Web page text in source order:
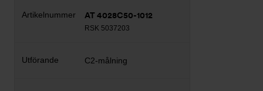
AT 4028C50-1012
RSK 5037203
C2-målning